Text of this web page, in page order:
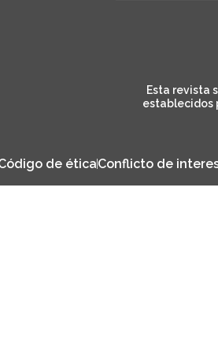
Esta revista
establecidos
de éticaConflicto de